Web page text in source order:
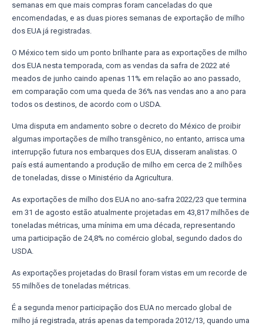
semanas em que mais compras foram canceladas do que
encomendadas, e as duas piores semanas de exportação de milho
dos EUA já registradas.
O México tem sido um ponto brilhante para as exportações de milho
dos EUA nesta temporada, com as vendas da safra de 2022 até
meados de junho caindo apenas 11% em relação ao ano passado,
em comparação com uma queda de 36% nas vendas ano a ano para
todos os destinos, de acordo com o USDA.
Uma disputa em andamento sobre o decreto do México de proibir
algumas importações de milho transgênico, no entanto, arrisca uma
interrupção futura nos embarques dos EUA, disseram analistas. O
país está aumentando a produção de milho em cerca de 2 milhões
de toneladas, disse o Ministério da Agricultura.
As exportações de milho dos EUA no ano-safra 2022/23 que termina
em 31 de agosto estão atualmente projetadas em 43,817 milhões de
toneladas métricas, uma mínima em uma década, representando
uma participação de 24,8% no comércio global, segundo dados do
USDA.
As exportações projetadas do Brasil foram vistas em um recorde de
55 milhões de toneladas métricas.
É a segunda menor participação dos EUA no mercado global de
milho já registrada, atrás apenas da temporada 2012/13, quando uma